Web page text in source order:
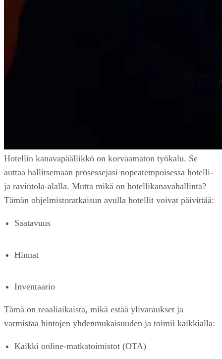
Hotellin kanavapäällikkö on korvaamaton työkalu. Se
auttaa hallitsemaan prosessejasi nopeatempoisessa hotelli-
ja ravintola-alalla. Mutta mikä on hotellikanavahallinta?
Tämän ohjelmistoratkaisun avulla hotellit voivat päivittää:
Saatavuus
Hinnat
Inventaario
Tämä on reaaliaikaista, mikä estää ylivaraukset ja
varmistaa hintojen yhdenmukaisuuden ja toimii kaikkialla:
Kaikki online-matkatoimistot (OTA)